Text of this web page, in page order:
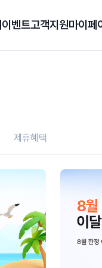
이벤트고객지원마이페
제휴혜택